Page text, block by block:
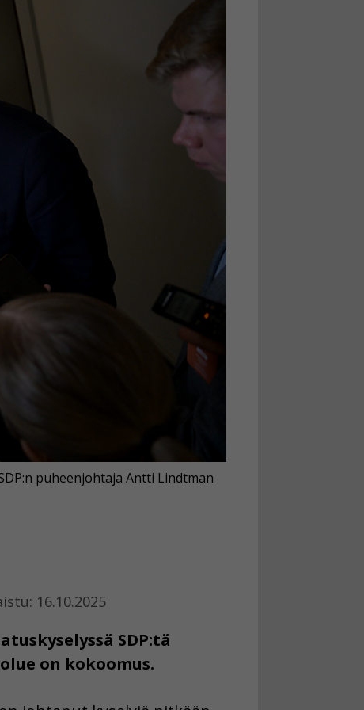
16.10.2025
SDP:tä
on kokoomus.
puheenjohtaja Antti Lindtman